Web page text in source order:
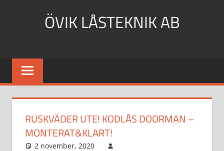
ÖVIK LÅSTEKNIK AB
RUSKVÄDER UTE! KODLÅS DOORMAN –
MONTERAT&KLART!
2 november, 2020